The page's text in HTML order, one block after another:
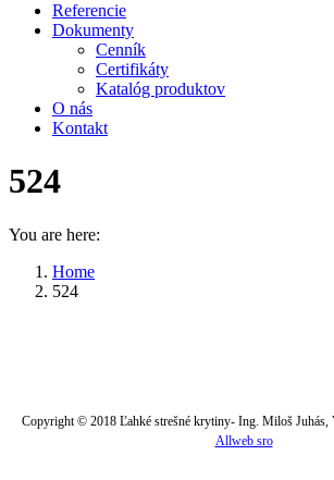
Referencie
Dokumenty
Cenník
Certifikáty
Katalóg produktov
O nás
Kontakt
524
You are here:
Home
524
Copyright © 2018 Ľahké strešné krytiny- Ing. Miloš Juhás,
Allweb sro